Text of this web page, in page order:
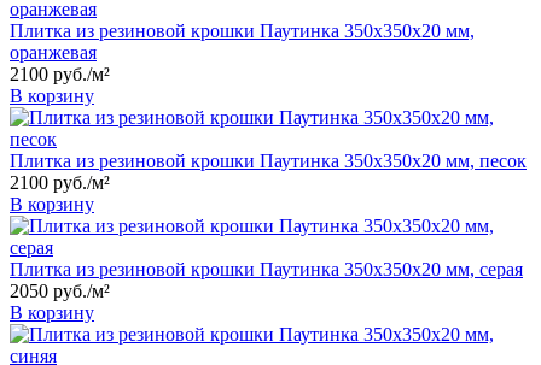
Плитка из резиновой крошки Паутинка 350x350x20 мм,
оранжевая
2100 руб./м²
В корзину
Плитка из резиновой крошки Паутинка 350x350x20 мм, песок
2100 руб./м²
В корзину
Плитка из резиновой крошки Паутинка 350x350x20 мм, серая
2050 руб./м²
В корзину